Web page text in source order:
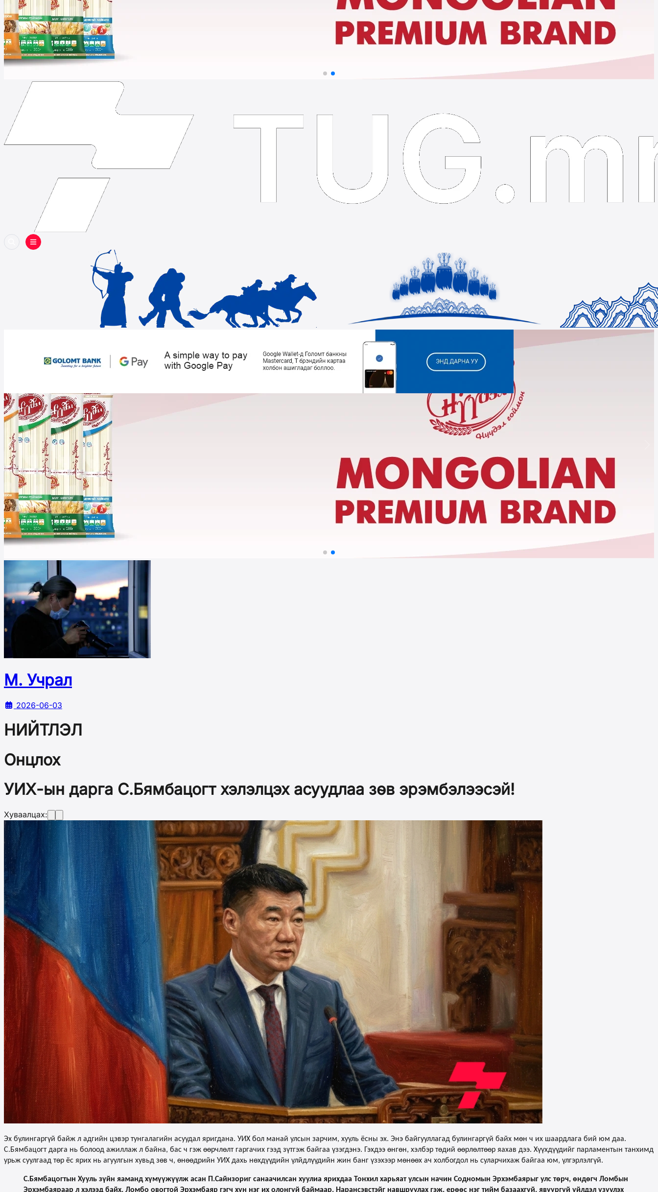
М. Учрал
2026-06-03
НИЙТЛЭЛ
Онцлох
УИХ-ын дарга С.Бямбацогт хэлэлцэх асуудлаа зөв эрэмбэлээсэй!
Хуваалцах:
Эх булингаргүй байж л адгийн цэвэр тунгалагийн асуудал яригдана. УИХ бол манай улсын зарчим, хууль ёсны эх. Энэ байгууллагад булингаргүй байх мөн ч их шаардлага бий юм даа.
С.Бямбацогт дарга нь болоод ажиллаж л байна, бас ч гэж өөрчлөлт гаргачих гээд зүтгэж байгаа үзэгдэнэ. Гэхдээ өнгөн, хэлбэр төдий өөрлөлтөөр яахав дээ. Хүүхдүүдийг парламентын танхимд
урьж суулгаад төр ёс ярих нь агуулгын хувьд зөв ч, өнөөдрийн УИХ дахь нөхдүүдийн үлйдлүүдийн жин банг үзэхээр мөнөөх ач холбогдол нь суларчихаж байгаа юм, үлгэрлэлгүй.
С.Бямбацогтын Хууль зүйн яаманд хүмүүжүүлж асан П.Сайнзориг санаачилсан хуулиа ярихдаа Тонхил харьяат улсын начин Содномын Эрхэмбаярыг улс төрч, өндөгч Ломбын
Эрхэмбаяраар л хэлээд байх. Ломбо овогтой Эрхэмбаяр гэгч хүн нэг их олонгүй баймаар. Нарансэвстэйг навшруулах гэж, ерөөс нэг тийм базаахгүй, явуургүй үйлдэл үзүүлэх